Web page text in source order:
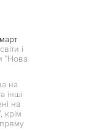
і
"Нова
на
інші
на
крім
пряму